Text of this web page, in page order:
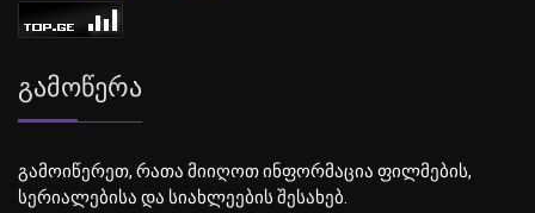
Გამოწერა
გამოიწერეთ, რათა მიიღოთ ინფორმაცია ფილმების,
სერიალებისა და სიახლეების შესახებ.